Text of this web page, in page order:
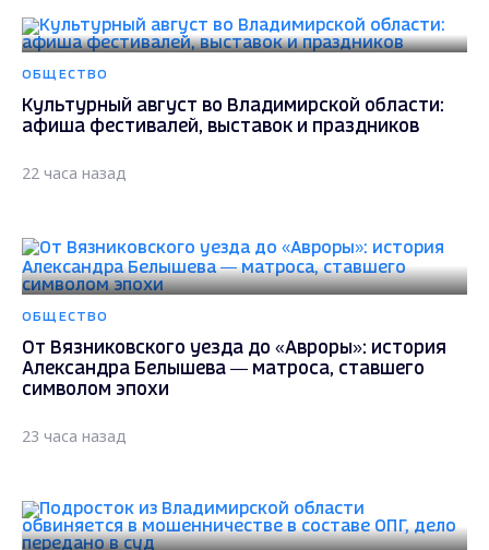
ОБЩЕСТВО
Культурный август во Владимирской области:
афиша фестивалей, выставок и праздников
22 часа назад
ОБЩЕСТВО
От Вязниковского уезда до «Авроры»: история
Александра Белышева — матроса, ставшего
символом эпохи
23 часа назад